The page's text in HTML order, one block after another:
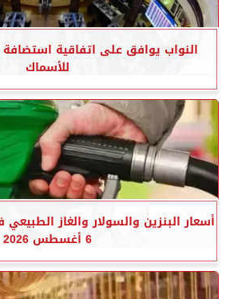
النواب يوافق على اتفاقية
للأسماك
أسعار البنزين والسولار والغاز
6 أغسطس 2026